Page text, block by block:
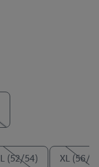
L (52/54) XL (56/